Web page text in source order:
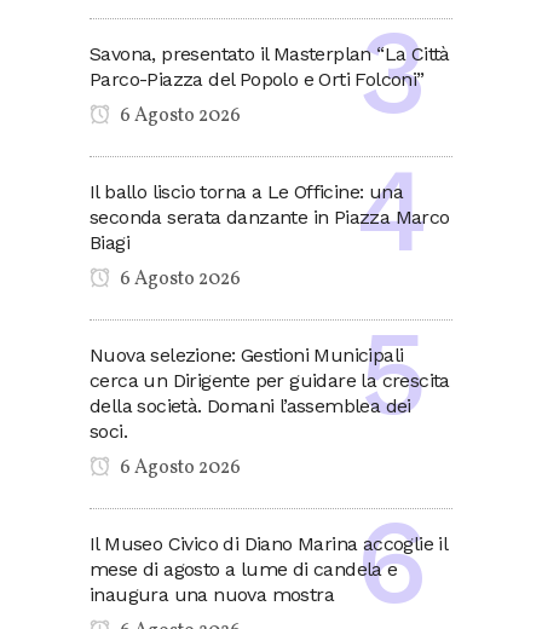
Savona, presentato il Masterplan “La Città
Parco-Piazza del Popolo e Orti Folconi”
6 Agosto 2026
Il ballo liscio torna a Le Officine: una
seconda serata danzante in Piazza Marco
Biagi
6 Agosto 2026
Nuova selezione: Gestioni Municipali
cerca un Dirigente per guidare la crescita
della società. Domani l’assemblea dei
soci.
6 Agosto 2026
Il Museo Civico di Diano Marina accoglie il
mese di agosto a lume di candela e
inaugura una nuova mostra